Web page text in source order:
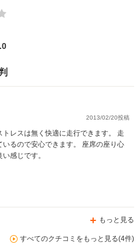
2013/02/20投稿
トレスは無く快適に走行できます。 走
いるので安心できます。 座席の座り心
感じです。
もっと見る
すべてのクチコミをもっと見る(4件)